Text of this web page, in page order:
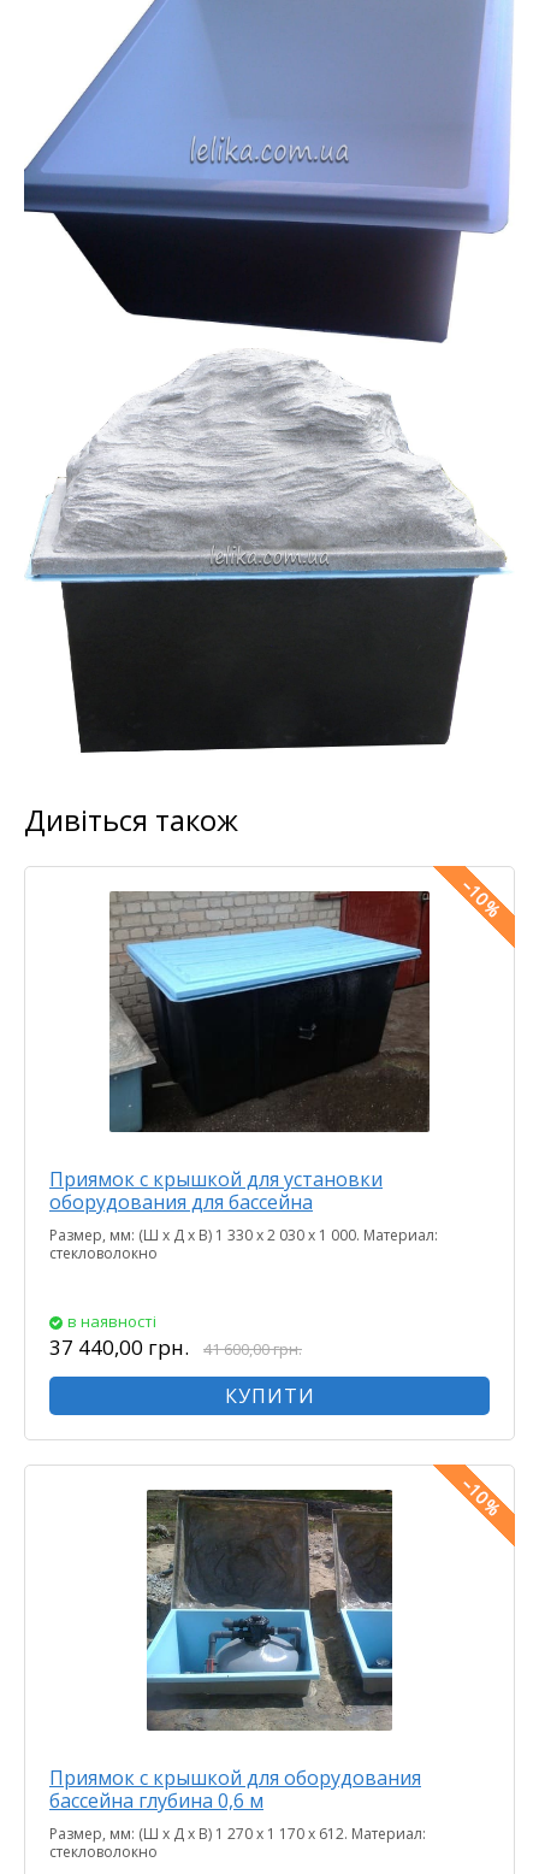
Дивіться також
Приямок с крышкой для установки
оборудования для бассейна
Размер, мм: (Ш х Д х В) 1 330 х 2 030 х 1 000. Материал:
стекловолокно
в наявності
37 440,00 грн. 41 600,00 грн.
КУПИТИ
Приямок с крышкой для оборудования
бассейна глубина 0,6 м
Размер, мм: (Ш х Д х В) 1 270 х 1 170 х 612. Материал:
стекловолокно